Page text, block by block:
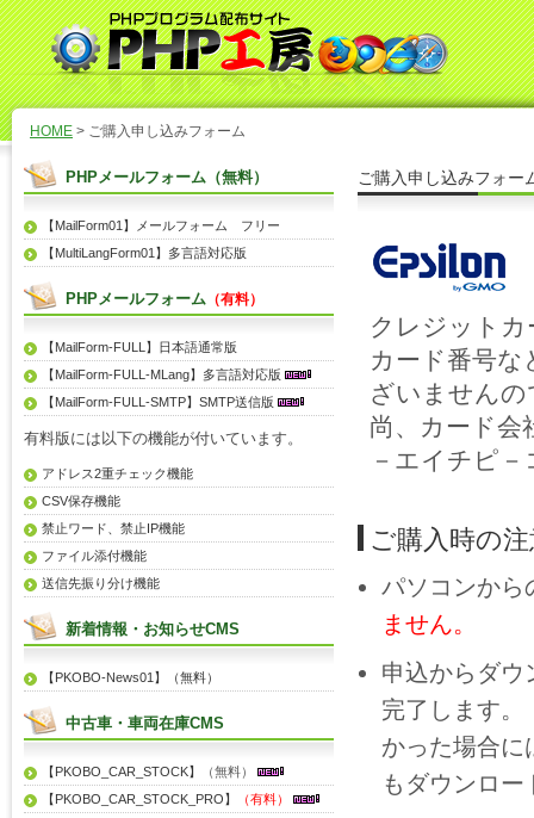
HOME > ご購入申し込みフォーム
ご購入申し込みフォー
クレジット
カード番号
ざいません
尚、カード会
－エイチピ
ご購入時の
パソコンから
ません。
申込からダウ
完了します。
かった場合に
もダウンロ
PHPメールフォーム（無料）
【MailForm01】メールフォーム フリー
【MultiLangForm01】多言語対応版
PHPメールフォーム （有料）
【MailForm-FULL】日本語通常版
【MailForm-FULL-MLang】多言語対応版
【MailForm-FULL-SMTP】SMTP送信版
有料版には以下の機能が付いています。
アドレス2重チェック機能
CSV保存機能
禁止ワード、禁止IP機能
ファイル添付機能
送信先振り分け機能
新着情報・お知らせCMS
【PKOBO-News01】（無料）
中古車・車両在庫CMS
【PKOBO_CAR_STOCK】
（無料）
【PKOBO_CAR_STOCK_PRO】
（有料）